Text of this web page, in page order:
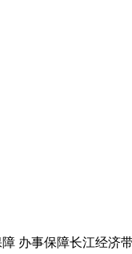
办事保障长江经济带